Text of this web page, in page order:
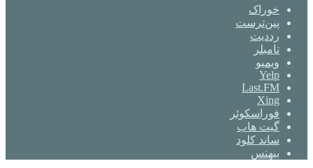
خوراک
‫پین‌ترست
‫رددیت
‫تامبلر
ویمیو
Yelp
Last.FM
Xing
فوراسکوئر
گیت ‌هاب
ساند کلود
بیهنس